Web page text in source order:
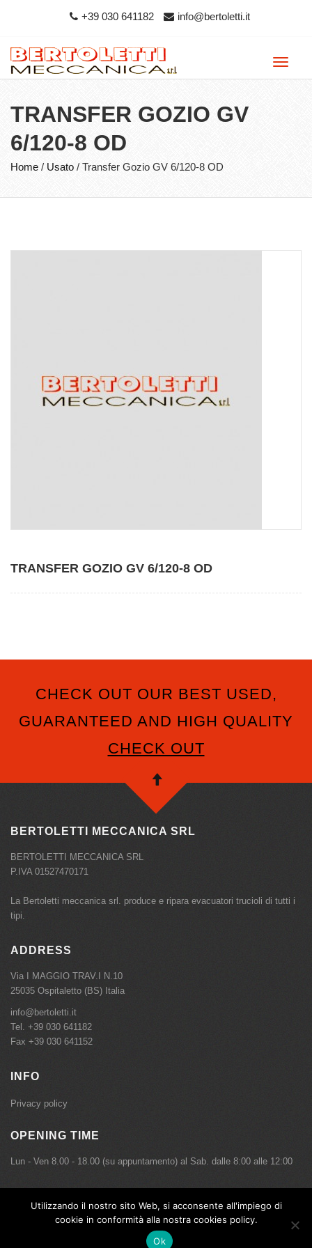
+39 030 641182 info@bertoletti.it
Toggle
TRANSFER GOZIO GV
6/120-8 OD
Home / Usato / Transfer Gozio GV 6/120-8 OD
TRANSFER GOZIO GV 6/120-8 OD
CHECK OUT OUR BEST USED,
GUARANTEED AND HIGH QUALITY
CHECK OUT
BERTOLETTI MECCANICA SRL
BERTOLETTI MECCANICA SRL
P.IVA 01527470171
La Bertoletti meccanica srl. produce e ripara evacuatori trucioli di tutti i
tipi.
ADDRESS
Via I MAGGIO TRAV.I N.10
25035 Ospitaletto (BS) Italia
info@bertoletti.it
Tel. +39 030 641182
Fax +39 030 641152
INFO
Privacy policy
OPENING TIME
Lun - Ven 8.00 - 18.00 (su appuntamento) al Sab. dalle 8:00 alle 12:00
Copyright © Bertoletti Meccanica Srl - P.IVA 01527470171 - Tutti i diritti sono riservati.
Utilizzando il nostro sito Web, si acconsente all'impiego di
cookie in conformità alla nostra cookies policy.
Ok